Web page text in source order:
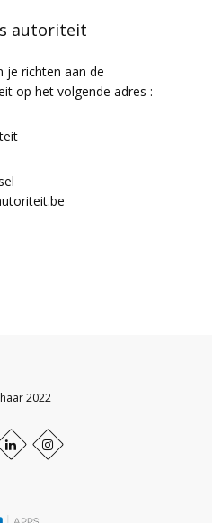
autoriteit
je richten aan de
op het volgende adres :
2022
LinkedIn+
profile
Instagram